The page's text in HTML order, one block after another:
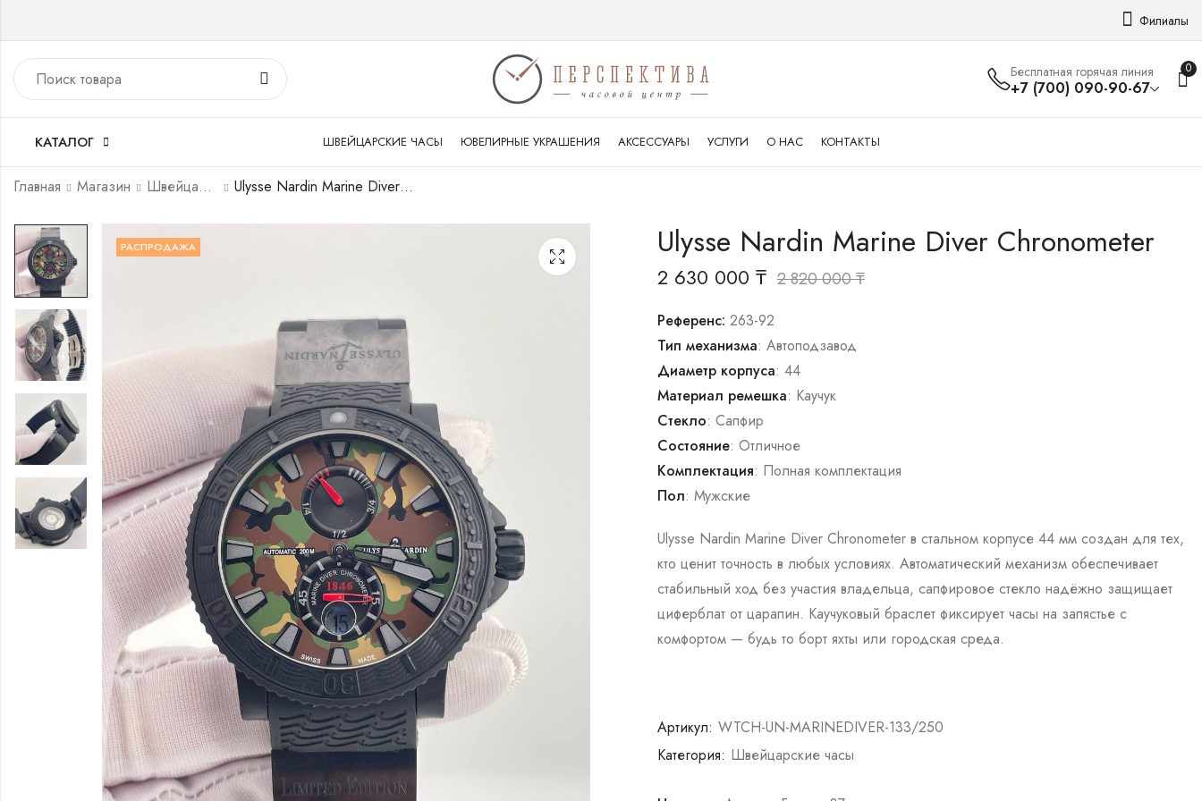
Филиалы
Бесплатная горячая линия
+7 (700) 090-90-67
0
КАТАЛОГ ШВЕЙЦАРСКИЕ ЧАСЫ ЮВЕЛИРНЫЕ УКРАШЕНИЯ АКСЕССУАРЫ УСЛУГИ О НАС КОНТАКТЫ
Главная Магазин Швейцарские часы Ulysse Nardin Marine Diver Chronometer
Breitling Bentley GT
Zenith Elite
РАСПРОДАЖА Ulysse Nardin Marine Diver Chronometer
2 630 000 ₸ 2 820 000₸
Референс: 263-92
Тип механизма: Автоподзавод
Диаметр корпуса: 44
Материал ремешка: Каучук
Стекло: Сапфир
Состояние: Отличное
Комплектация: Полная комплектация
Пол: Мужские
Ulysse Nardin Marine Diver Chronometer в стальном корпусе 44 мм создан для тех,
кто ценит точность в любых условиях. Автоматический механизм обеспечивает
стабильный ход без участия владельца, сапфировое стекло надёжно защищает
циферблат от царапин. Каучуковый браслет фиксирует часы на запястье с
комфортом — будь то борт яхты или городская среда.
Артикул: WTCH-UN-MARINEDIVER-133/250
Категория: Швейцарские часы